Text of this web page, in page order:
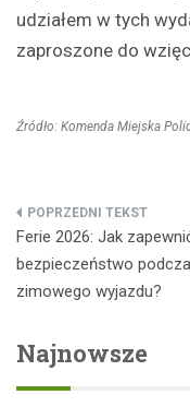
udziałem w tych
zaproszone do
Źródło: Komenda Miejska
Nawigacja
wpisu
Ferie 2026: Jak
bezpieczeństwo
zimowego wyjazdu?
Najnowsze